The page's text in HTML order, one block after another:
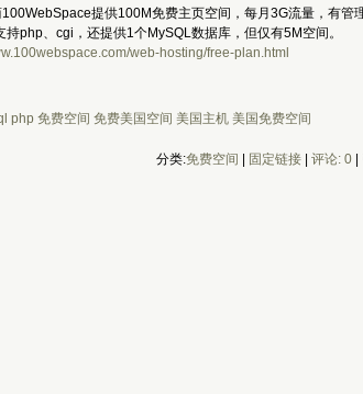
100WebSpace提供100M免费主页空间，每月3G流量，有
php、cgi，还提供1个MySQL数据库，但仅有5M空间。
web-hosting/free-plan.html
php 免费空间 免费美国空间 美国主机 美国免费空间
分类:免费空间 固定链接| 评论: 0|